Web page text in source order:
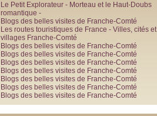
Le Petit Explorateur - Morteau et le Haut-Doubs
romantique -
Blogs des belles visites de Franche-Comté
Les routes touristiques de France - Villes, cités et
villages Franche-Comté
Blogs des belles visites de Franche-Comté
Blogs des belles visites de Franche-Comté
Blogs des belles visites de Franche-Comté
Blogs des belles visites de Franche-Comté
Blogs des belles visites de Franche-Comté
Blogs des belles visites de Franche-Comté
Blogs des belles visites de Franche-Comté